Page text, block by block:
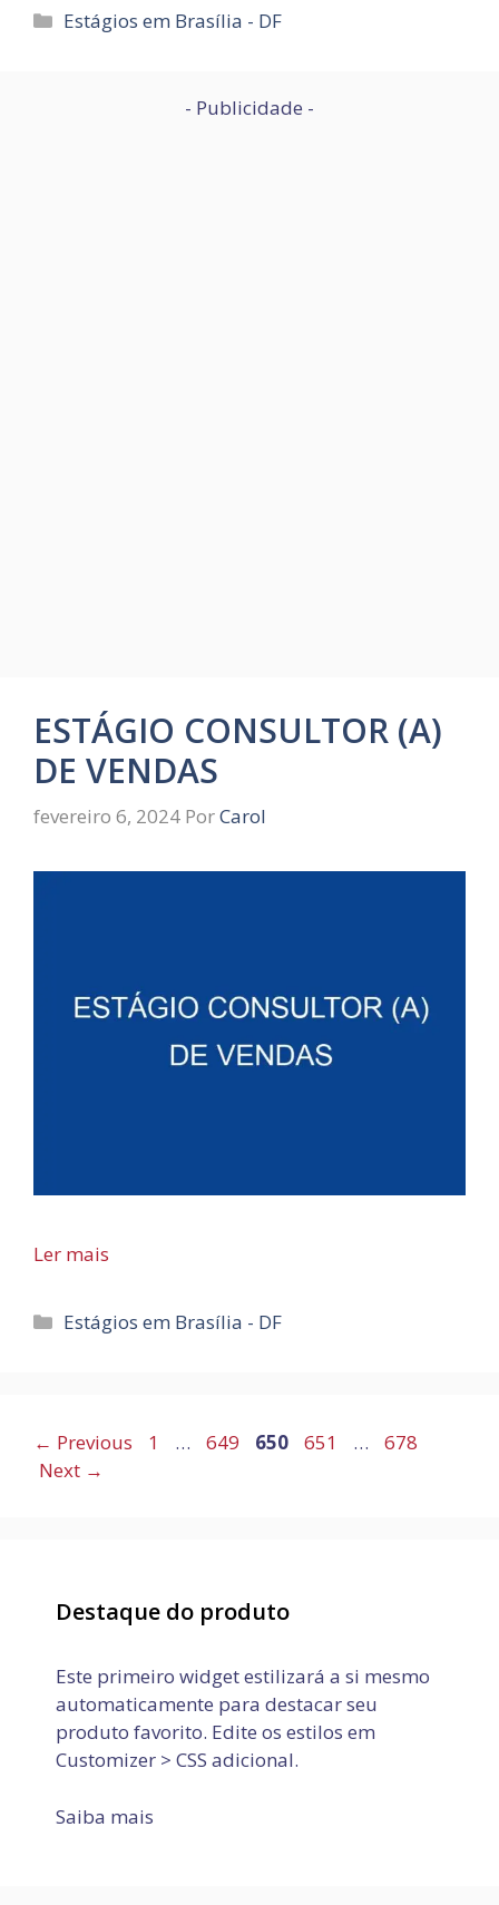
Categorias
Estágios em Brasília - DF
- Publicidade -
ESTÁGIO CONSULTOR (A)
DE VENDAS
fevereiro 6, 2024 PorCarol
Ler mais
Categorias
Estágios em Brasília - DF
← Previous Page
1 … Page
649 Page
650 Page
651 … Page
678
Next →
Destaque do produto
Este primeiro widget estilizará a si mesmo
automaticamente para destacar seu
produto favorito. Edite os estilos em
Customizer > CSS adicional.
Saiba mais